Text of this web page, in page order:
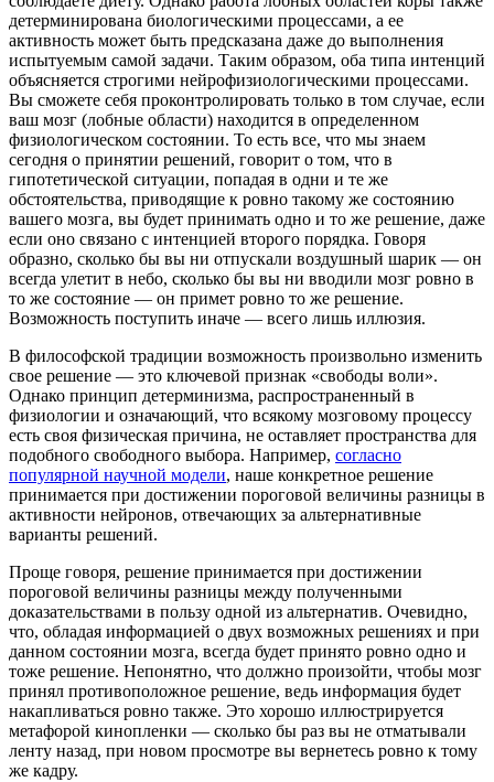
детерминирована биологическими процессами, а ее
активность может быть предсказана даже до выполнения
испытуемым самой задачи. Таким образом, оба типа интенций
объясняется строгими нейрофизиологическими процессами.
Вы сможете себя проконтролировать только в том случае, если
ваш мозг (лобные области) находится в определенном
физиологическом состоянии. То есть все, что мы знаем
сегодня о принятии решений, говорит о том, что в
гипотетической ситуации, попадая в одни и те же
обстоятельства, приводящие к ровно такому же состоянию
вашего мозга, вы будет принимать одно и то же решение, даже
если оно связано с интенцией второго порядка. Говоря
образно, сколько бы вы ни отпускали воздушный шарик — он
всегда улетит в небо, сколько бы вы ни вводили мозг ровно в
то же состояние — он примет ровно то же решение.
Возможность поступить иначе — всего лишь иллюзия.
В философской традиции возможность произвольно изменить
свое решение — это ключевой признак «свободы воли».
Однако принцип детерминизма, распространенный в
физиологии и означающий, что всякому мозговому процессу
есть своя физическая причина, не оставляет пространства для
подобного свободного выбора. Например, согласно
популярной научной модели, наше конкретное решение
принимается при достижении пороговой величины разницы в
активности нейронов, отвечающих за альтернативные
варианты решений.
Проще говоря, решение принимается при достижении
пороговой величины разницы между полученными
доказательствами в пользу одной из альтернатив. Очевидно,
что, обладая информацией о двух возможных решениях и при
данном состоянии мозга, всегда будет принято ровно одно и
тоже решение. Непонятно, что должно произойти, чтобы мозг
принял противоположное решение, ведь информация будет
накапливаться ровно также. Это хорошо иллюстрируется
метафорой кинопленки — сколько бы раз вы не отматывали
ленту назад, при новом просмотре вы вернетесь ровно к тому
же кадру.